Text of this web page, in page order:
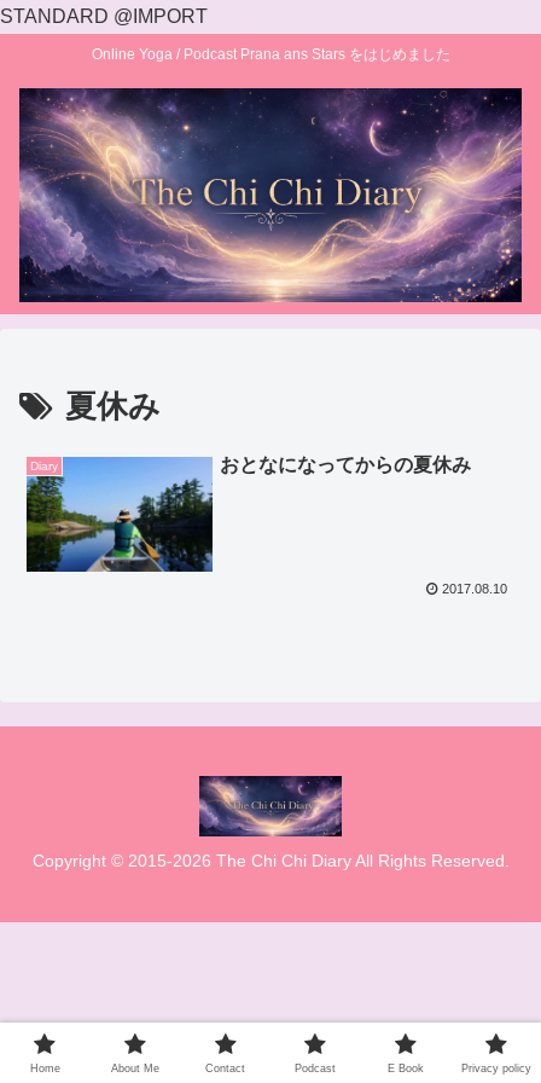
STANDARD @IMPORT
Online Yoga / Podcast Prana ans Stars をはじめました
夏休み
Diary おとなになってからの夏休み
2017.08.10
Copyright © 2015-2026 The Chi Chi Diary All Rights Reserved.
Home About Me Contact Podcast E Book Privacy policy